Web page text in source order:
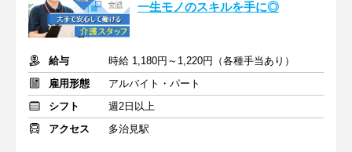
一生モノのスキルを手に◎
給与
時給 1,180円～1,220円（各種手当あり）
雇用形態
アルバイト・パート
シフト
週2日以上
アクセス
多治見駅